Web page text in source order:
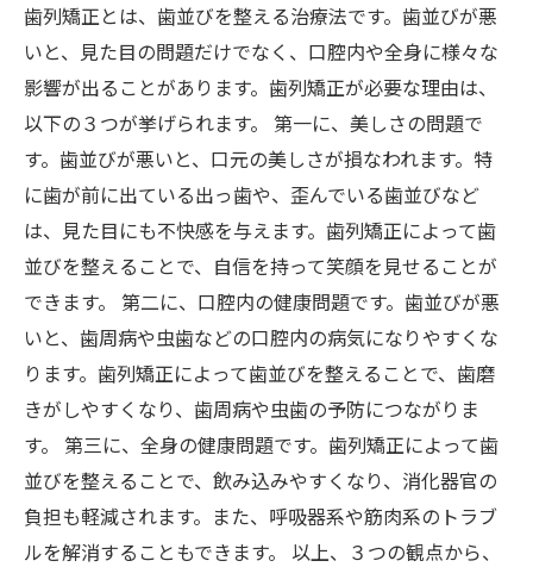
歯列矯正とは、歯並びを整える治療法です。歯並びが悪
いと、見た目の問題だけでなく、口腔内や全身に様々な
影響が出ることがあります。歯列矯正が必要な理由は、
以下の３つが挙げられます。 第一に、美しさの問題で
す。歯並びが悪いと、口元の美しさが損なわれます。特
に歯が前に出ている出っ歯や、歪んでいる歯並びなど
は、見た目にも不快感を与えます。歯列矯正によって歯
並びを整えることで、自信を持って笑顔を見せることが
できます。 第二に、口腔内の健康問題です。歯並びが悪
いと、歯周病や虫歯などの口腔内の病気になりやすくな
ります。歯列矯正によって歯並びを整えることで、歯磨
きがしやすくなり、歯周病や虫歯の予防につながりま
す。 第三に、全身の健康問題です。歯列矯正によって歯
並びを整えることで、飲み込みやすくなり、消化器官の
負担も軽減されます。また、呼吸器系や筋肉系のトラブ
ルを解消することもできます。 以上、３つの観点から、